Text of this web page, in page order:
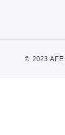
© 2023